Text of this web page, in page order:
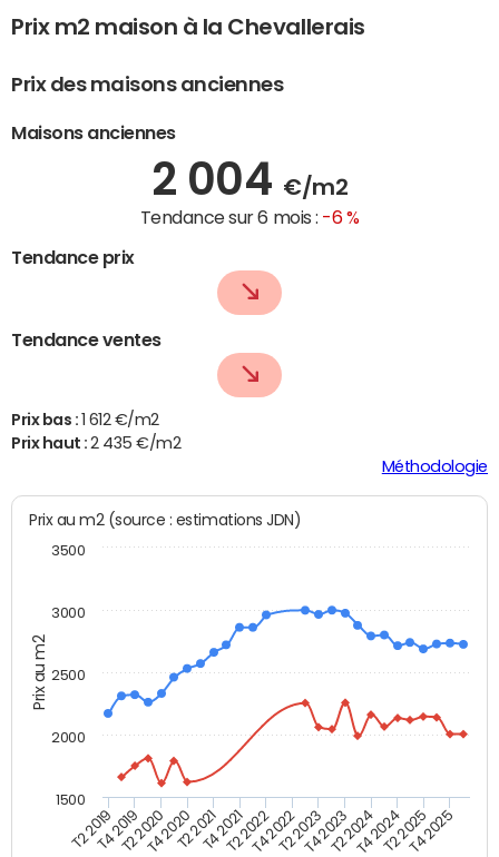
Prix m2 maison à la Chevallerais
Prix des maisons anciennes
Maisons anciennes
2 004 €/m2
Tendance sur 6 mois : -6 %
Tendance prix
Tendance ventes
Prix bas : 1 612 €/m2
Prix haut :2 435 €/m2
Méthodologie
Prix au m2
Prix au m2 (source : estimations JDN)
T2 2019T4 2019T2 2020T4 2020T2 2021T4 2021T2 2022T4 2022T2 2023T4 2023T2 2024T4 2024T2 2025T4 2025
1500
2000
2500
3000
3500